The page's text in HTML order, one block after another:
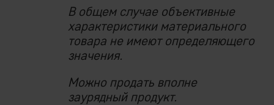
В общем случае объективные
характеристики материального
товара не имеют определяющего
значения.
Можно продать вполне
заурядный продукт.